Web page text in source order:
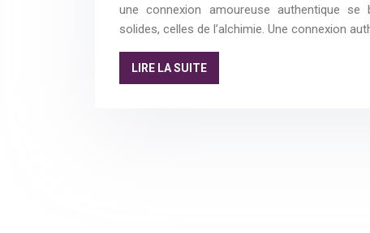
une connexion amoureuse authentique
solides, celles de l’alchimie. Une connexion
LIRE LA SUITE